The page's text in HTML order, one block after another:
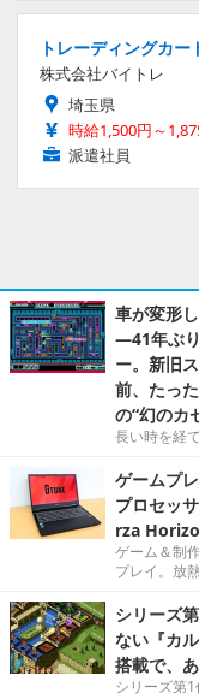
トレーディングカ
株式会社バイトレ
埼玉県
時給1,500円～
派遣社員
車が変形
―41年ぶ
ー。新旧
前、たっ
の“幻のカ
長い時を経
ゲームプ
プロセッ
rza
ゲーム＆制
プレイ。放
シリーズ
ない『カ
搭載で、
シリーズ第